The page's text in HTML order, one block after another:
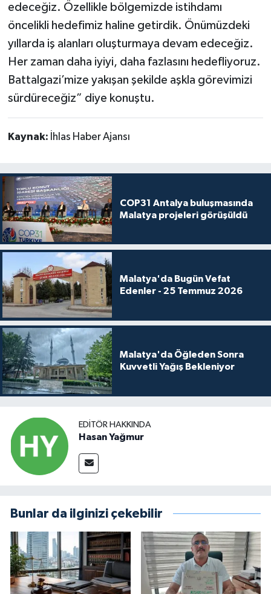
edeceğiz. Özellikle bölgemizde istihdamı
öncelikli hedefimiz haline getirdik. Önümüzdeki
yıllarda iş alanları oluşturmaya devam edeceğiz.
Her zaman daha iyiyi, daha fazlasını hedefliyoruz.
Battalgazi’mize yakışan şekilde aşkla görevimizi
sürdüreceğiz” diye konuştu.
Kaynak: İhlas Haber Ajansı
COP31 Antalya buluşmasında
Malatya projeleri görüşüldü
Malatya'da Bugün Vefat
Edenler - 25 Temmuz 2026
Malatya'da Öğleden Sonra
Kuvvetli Yağış Bekleniyor
EDITÖR HAKKINDA
Hasan Yağmur
Bunlar da ilginizi çekebilir